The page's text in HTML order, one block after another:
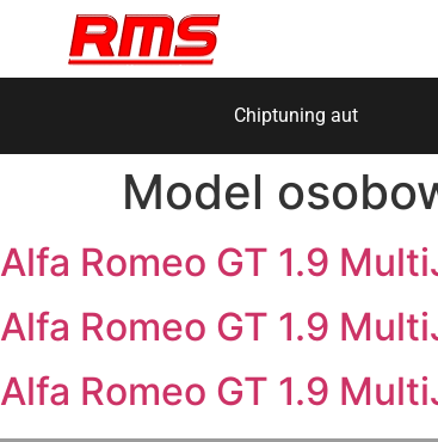
Chiptuning aut
Model
Alfa Romeo GT 1.9
Alfa Romeo GT 1.9
Alfa Romeo GT 1.9